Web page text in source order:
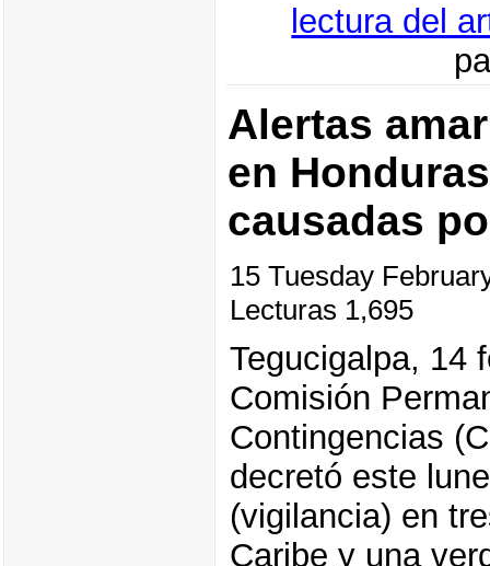
lectura del
Alertas
en
causadas
15 Tuesday
Lecturas 1,695
Tegucigalpa, 14
Comisión
Contingencias
decretó este
(vigilancia) en
Caribe y una